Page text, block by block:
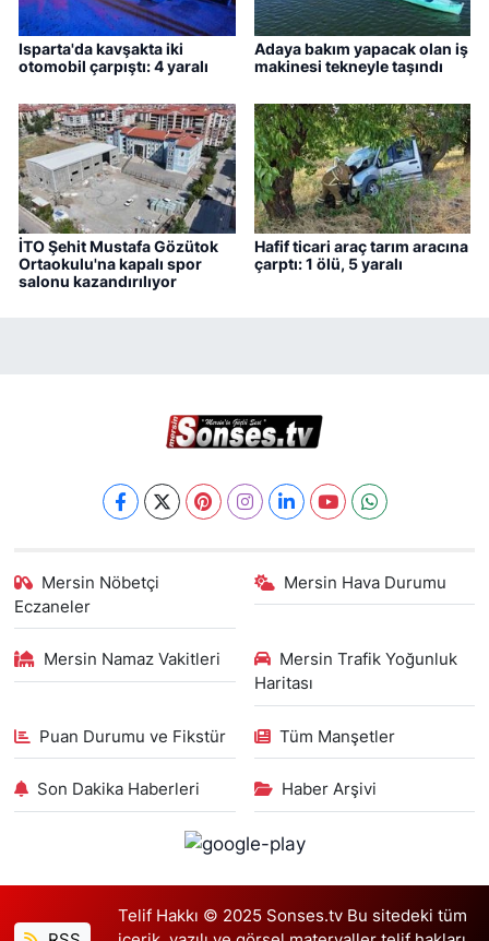
Isparta'da kavşakta iki
otomobil çarpıştı: 4 yaralı
Adaya bakım yapacak olan iş
makinesi tekneyle taşındı
İTO Şehit Mustafa Gözütok
Ortaokulu'na kapalı spor
salonu kazandırılıyor
Hafif ticari araç tarım aracına
çarptı: 1 ölü, 5 yaralı
Mersin Nöbetçi
Eczaneler
Mersin Hava Durumu
Mersin Namaz Vakitleri
Mersin Trafik Yoğunluk
Haritası
Puan Durumu ve Fikstür Tüm Manşetler
Son Dakika Haberleri Haber Arşivi
Telif Hakkı © 2025 Sonses.tv Bu sitedeki tüm